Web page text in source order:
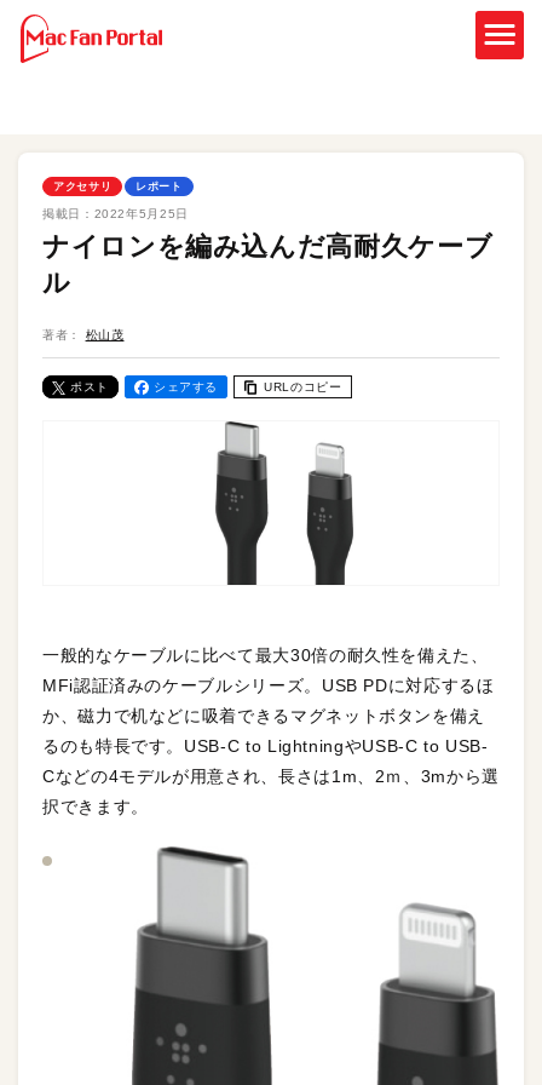
アクセサリ レポート
掲載日： 2022年5月25日
ナイロンを編み込んだ高耐久ケーブ
ル
著者： 松山茂
ポスト シェアする URLのコピー
一般的なケーブルに比べて最大30倍の耐久性を備えた、
MFi認証済みのケーブルシリーズ。USB PDに対応するほ
か、磁力で机などに吸着できるマグネットボタンを備え
るのも特長です。USB-C to LightningやUSB-C to USB-
Cなどの4モデルが用意され、長さは1m、2ｍ、3mから選
択できます。